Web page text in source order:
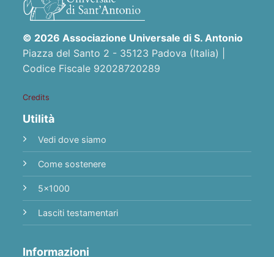
© 2026 Associazione Universale di S. Antonio
Piazza del Santo 2 - 35123 Padova (Italia) |
Codice Fiscale 92028720289
Credits
Utilità
Vedi dove siamo
Come sostenere
5x1000
Lasciti testamentari
Informazioni